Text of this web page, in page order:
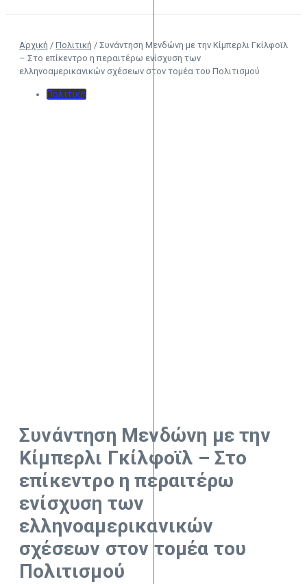
Αρχική / Πολιτική / Συνάντηση Μενδώνη με την Κίμπερλι Γκίλφοϊλ
– Στο επίκεντρο η περαιτέρω ενίσχυση των
ελληνοαμερικανικών σχέσεων στον τομέα του Πολιτισμού
Πολιτική
Συνάντηση Μενδώνη με την
Κίμπερλι Γκίλφοϊλ – Στο
επίκεντρο η περαιτέρω
ενίσχυση των
ελληνοαμερικανικών
σχέσεων στον τομέα του
Πολιτισμού